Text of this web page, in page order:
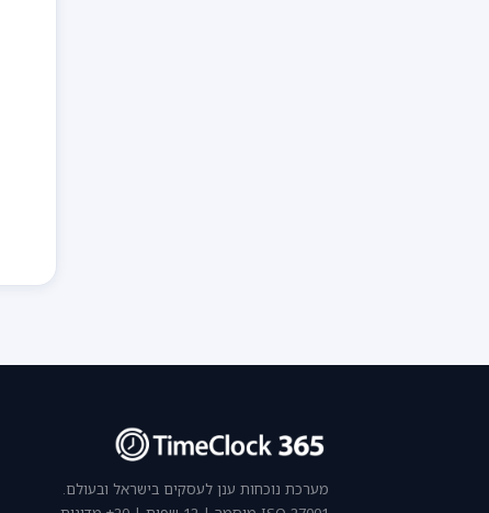
מערכת נוכחות ענן לעסקים בישראל ובעולם.